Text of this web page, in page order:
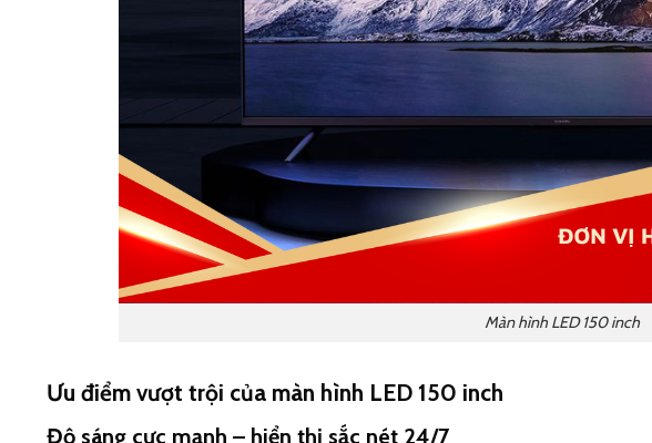
Màn hình LED 150 inch
Ưu điểm vượt trội của màn hình LED 150 inch
Độ sáng cực mạnh – hiển thị sắc nét 24/7